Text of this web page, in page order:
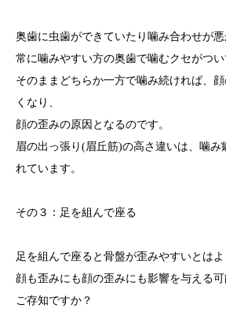
奥歯に虫歯ができていたり噛み合わせが悪
常に噛みやすい方の奥歯で噛むクセがつい
そのままどちらか一方で噛み続ければ、
くなり、
顔の歪みの原因となるのです。
眉の出っ張り(眉丘筋)の高さ違いは、噛み
れています。
その３：足を組んで座る
足を組んで座ると骨盤が歪みやすいとはよ
顔も歪みにも顔の歪みにも影響を与える
ご存知ですか？